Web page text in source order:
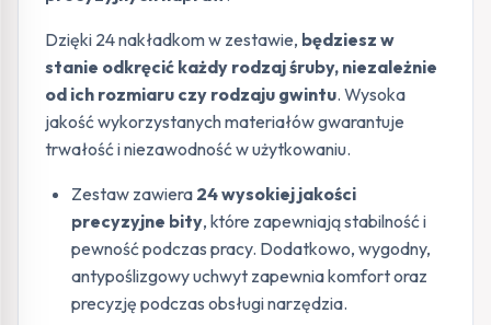
Dzięki 24 nakładkom w zestawie, będziesz w
stanie odkręcić każdy rodzaj śruby, niezależnie
od ich rozmiaru czy rodzaju gwintu. Wysoka
jakość wykorzystanych materiałów gwarantuje
trwałość i niezawodność w użytkowaniu.
Zestaw zawiera 24 wysokiej jakości
precyzyjne bity, które zapewniają stabilność i
pewność podczas pracy. Dodatkowo, wygodny,
antypoślizgowy uchwyt zapewnia komfort oraz
precyzję podczas obsługi narzędzia.